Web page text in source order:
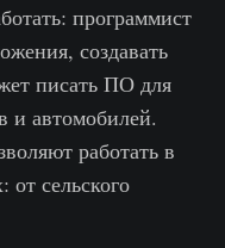
программист
создавать
писать ПО для
и автомобилей.
работать в
от сельского